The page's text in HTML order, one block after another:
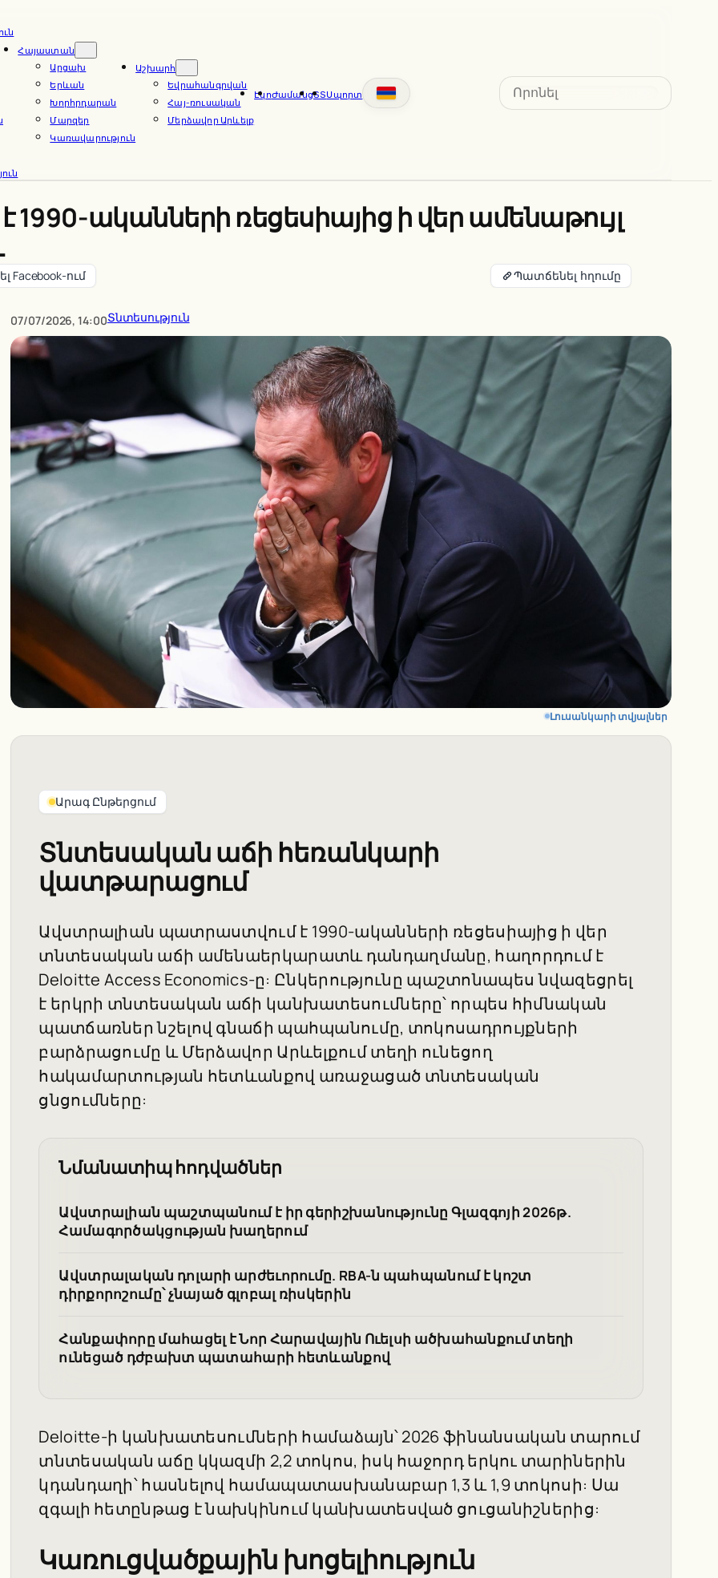
Հայաստան
Արցախ
Երևան
Խորհրդարան
Մարզեր
Կառավարություն
Աշխարհ
Եվրահանգրվան
Հայ-ռուսական
Մերձավոր Արևելք
ԷկոԺամանցՏՏՍպորտ
Search
ականների ռեցեսիայից ի վեր ամենաթույլ
Facebook-ում Պատճենել հղումը
07/07/2026, 14:00Տնտեսություն
Լուսանկարի տվյալներ
Արագ Ընթերցում
Տնտեսական աճի հեռանկարի
վատթարացում
Ավստրալիան պատրաստվում է 1990-ականների ռեցեսիայից ի վեր
տնտեսական աճի ամենաերկարատև դանդաղմանը, հաղորդում է
Deloitte Access Economics-ը: Ընկերությունը պաշտոնապես նվազեցրել
է երկրի տնտեսական աճի կանխատեսումները՝ որպես հիմնական
պատճառներ նշելով գնաճի պահպանումը, տոկոսադրույքների
բարձրացումը և Մերձավոր Արևելքում տեղի ունեցող
հակամարտության հետևանքով առաջացած տնտեսական
ցնցումները:
Նմանատիպ հոդվածներ
Ավստրալիան պաշտպանում է իր գերիշխանությունը Գլազգոյի 2026թ.
Համագործակցության խաղերում
Ավստրալական դոլարի արժեւորումը. RBA-ն պահպանում է կոշտ
դիրքորոշումը՝ չնայած գլոբալ ռիսկերին
Հանքափորը մահացել է Նոր Հարավային Ուելսի ածխահանքում տեղի
ունեցած դժբախտ պատահարի հետևանքով
Deloitte-ի կանխատեսումների համաձայն՝ 2026 ֆինանսական տարում
տնտեսական աճը կկազմի 2,2 տոկոս, իսկ հաջորդ երկու տարիներին
կդանդաղի՝ հասնելով համապատասխանաբար 1,3 և 1,9 տոկոսի: Սա
զգալի հետընթաց է նախկինում կանխատեսված ցուցանիշներից:
Կառուցվածքային խոցելիություն